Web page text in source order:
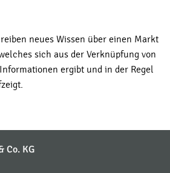
neues Wissen über einen Markt
sich aus der Verknüpfung von
ergibt und in der Regel
Co. KG